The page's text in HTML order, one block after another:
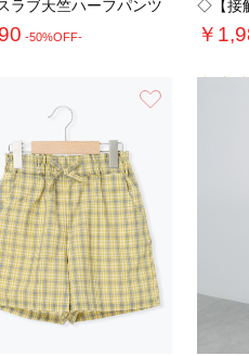
ラブ天竺ハーフパンツ
-50%OFF- ￥